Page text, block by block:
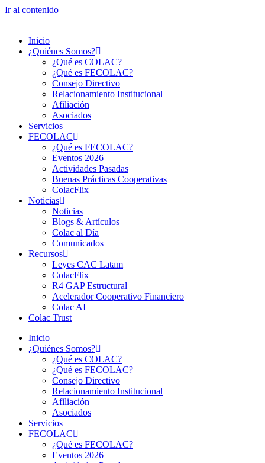
Ir al contenido
Inicio
¿Quiénes Somos?
¿Qué es COLAC?
¿Qué es FECOLAC?
Consejo Directivo
Relacionamiento Institucional
Afiliación
Asociados
Servicios
FECOLAC
¿Qué es FECOLAC?
Eventos 2026
Actividades Pasadas
Buenas Prácticas Cooperativas
ColacFlix
Noticias
Noticias
Blogs & Artículos
Colac al Día
Comunicados
Recursos
Leyes CAC Latam
ColacFlix
R4 GAP Estructural
Acelerador Cooperativo Financiero
Colac AI
Colac Trust
Inicio
¿Quiénes Somos?
¿Qué es COLAC?
¿Qué es FECOLAC?
Consejo Directivo
Relacionamiento Institucional
Afiliación
Asociados
Servicios
FECOLAC
¿Qué es FECOLAC?
Eventos 2026